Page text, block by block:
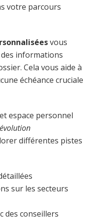
votre parcours
vous
informations
Cela vous aide à
échéance cruciale
espace personnel
différentes pistes
sur les secteurs
des conseillers